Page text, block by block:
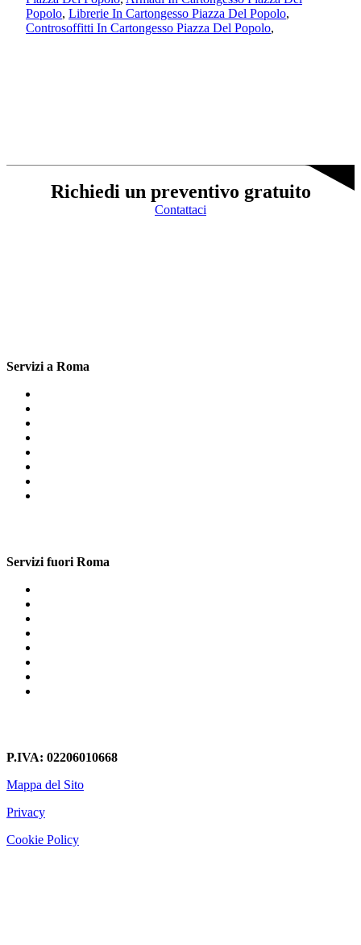
Popolo, Librerie In Cartongesso Piazza Del Popolo,
Controsoffitti In Cartongesso Piazza Del Popolo,
Richiedi un preventivo gratuito
Contattaci
Servizi a Roma
Servizi fuori Roma
P.IVA: 02206010668
Mappa del Sito
Privacy
Cookie Policy